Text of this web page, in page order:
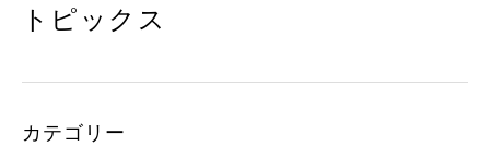
トピックス
カテゴリー